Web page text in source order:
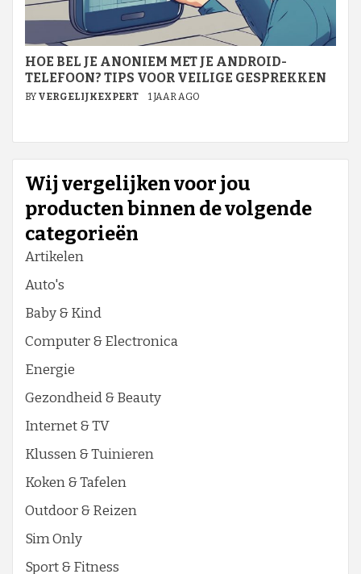
HOE BEL JE ANONIEM MET JE ANDROID-
TELEFOON? TIPS VOOR VEILIGE GESPREKKEN
BY VERGELIJKEXPERT 1 JAAR AGO
Wij vergelijken voor jou
producten binnen de volgende
categorieën
Artikelen
Auto's
Baby & Kind
Computer & Electronica
Energie
Gezondheid & Beauty
Internet & TV
Klussen & Tuinieren
Koken & Tafelen
Outdoor & Reizen
Sim Only
Sport & Fitness